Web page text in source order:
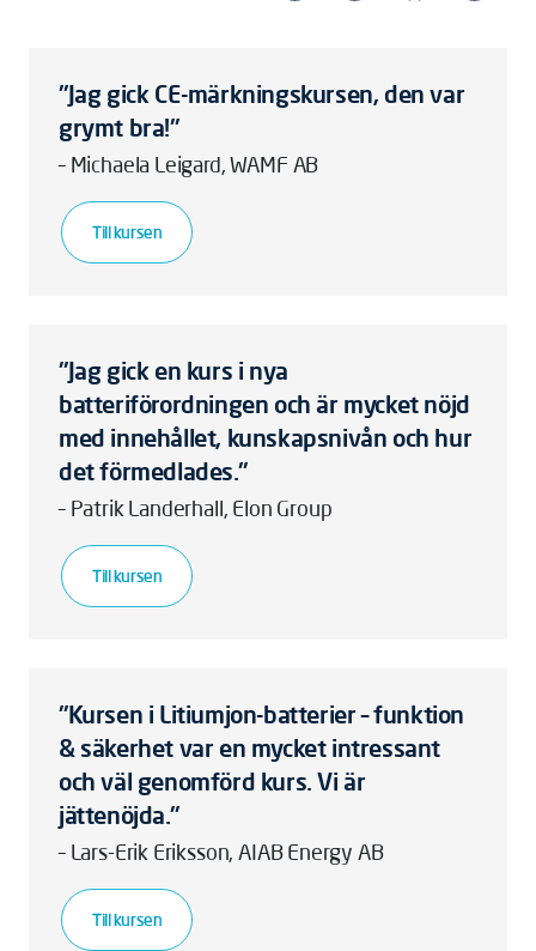
"Jag gick CE-märkningskursen, den var
grymt bra!"
– Michaela Leigard, WAMF AB
Till kursen
"Jag gick en kurs i nya
batteriförordningen och är mycket nöjd
med innehållet, kunskapsnivån och hur
det förmedlades."
– Patrik Landerhall, Elon Group
Till kursen
"Kursen i Litiumjon-batterier – funktion
& säkerhet var en mycket intressant
och väl genomförd kurs. Vi är
jättenöjda."
– Lars-Erik Eriksson, AIAB Energy AB
Till kursen